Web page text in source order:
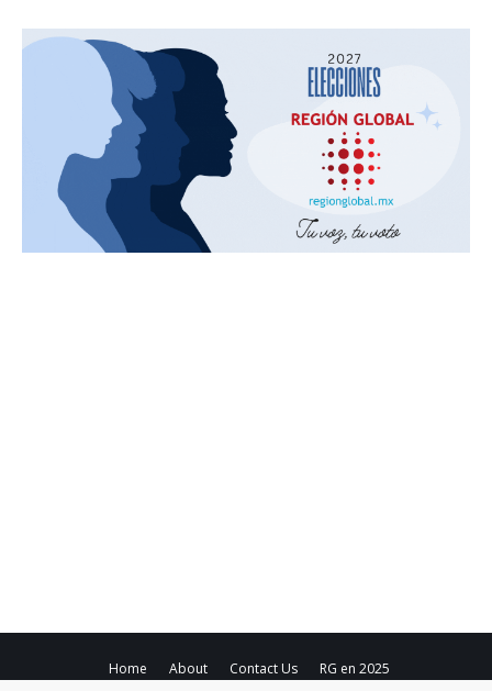
Home About Contact Us RG en 2025